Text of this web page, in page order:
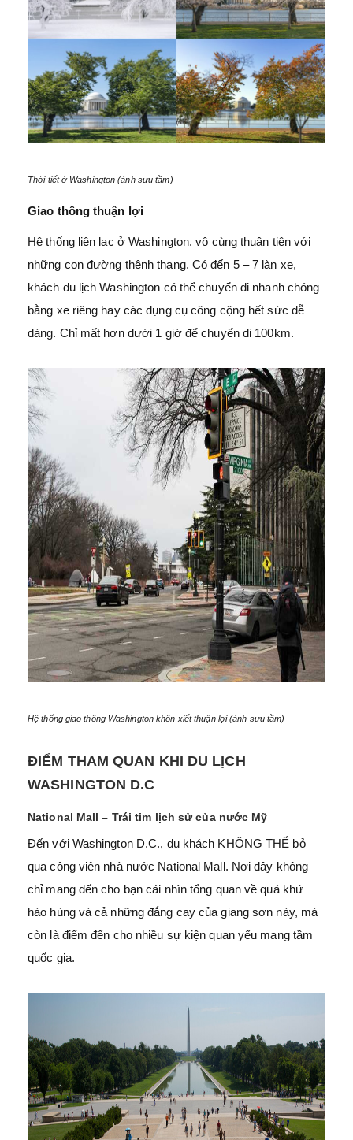
Thời tiết ở Washington (ảnh sưu tầm)
Giao thông thuận lợi
Hệ thống liên lạc ở Washington. vô cùng thuận tiện với
những con đường thênh thang. Có đến 5 – 7 làn xe,
khách du lịch Washington có thể chuyển di nhanh chóng
bằng xe riêng hay các dụng cụ công cộng hết sức dễ
dàng. Chỉ mất hơn dưới 1 giờ để chuyển di 100km.
Hệ thống giao thông Washington khôn xiết thuận lợi (ảnh sưu tầm)
ĐIỂM THAM QUAN KHI DU LỊCH
WASHINGTON D.C
National Mall – Trái tim lịch sử của nước Mỹ
Đến với Washington D.C., du khách KHÔNG THỂ bỏ
qua công viên nhà nước National Mall. Nơi đây không
chỉ mang đến cho bạn cái nhìn tổng quan về quá khứ
hào hùng và cả những đắng cay của giang sơn này, mà
còn là điểm đến cho nhiều sự kiện quan yếu mang tầm
quốc gia.